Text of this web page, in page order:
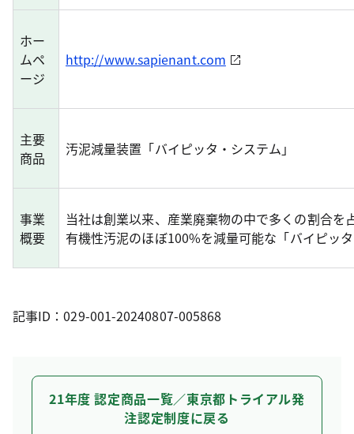
ホー
ムペ
ージ
http://www.sapienant.com
主要
商品
汚泥減量装置「バイピッタ・システム」
事業
概要
当社は創業以来、産業廃棄物の中で多くの割合
有機性汚泥のほぼ100%を減量可能な「バイピッ
記事ID：029-001-20240807-005868
21年度 認定商品一覧／東京都トライアル発
注認定制度に戻る